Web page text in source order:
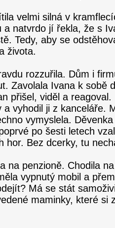
velmi silná v
a natvrdo jí řekla, že s
Tedy, aby se
života.
rozzuřila. Dům i
Zavolala Ivana k sobě
přišel, viděl a reagoval.
a vyhodil ji z kanceláře.
vymyslela.
po šesti letech
hor. Bez dcerky, tu
na penzioně. Chodila
vypnutý mobil a
Má se stát
maminky, které si